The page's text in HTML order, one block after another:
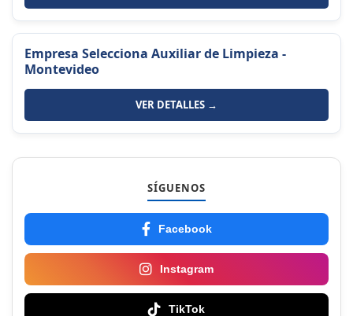
Empresa Selecciona Auxiliar de Limpieza -
Montevideo
VER DETALLES →
SÍGUENOS
Facebook
Instagram
TikTok